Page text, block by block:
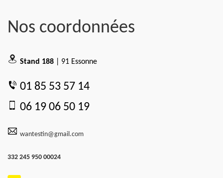
Nos coordonnées
Stand 188 | 91 Essonne
01 85 53 57 14
06 19 06 50 19
wantestin@gmail.com
332 245 950 00024